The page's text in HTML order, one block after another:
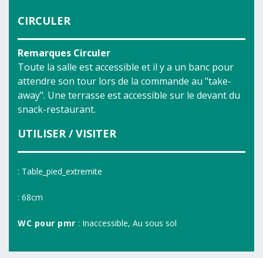
CIRCULER
Remarques Circuler
Toute la salle est accessible et il y a un banc pour
attendre son tour lors de la commande au "take-
away". Une terrasse est accessible sur le devant du
snack-restaurant.
UTILISER / VISITER
: Table_pied_extremite
: 68cm
WC pour pmr : Inaccessible, Au sous sol